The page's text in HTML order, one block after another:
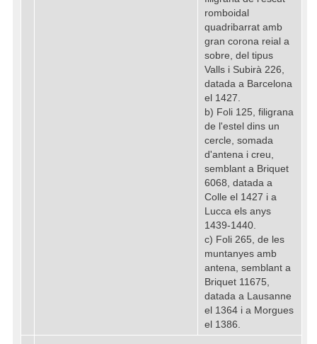
romboidal
quadribarrat amb
gran corona reial a
sobre, del tipus
Valls i Subirà 226,
datada a Barcelona
el 1427.
b) Foli 125, filigrana
de l'estel dins un
cercle, somada
d'antena i creu,
semblant a Briquet
6068, datada a
Colle el 1427 i a
Lucca els anys
1439-1440.
c) Foli 265, de les
muntanyes amb
antena, semblant a
Briquet 11675,
datada a Lausanne
el 1364 i a Morgues
el 1386.